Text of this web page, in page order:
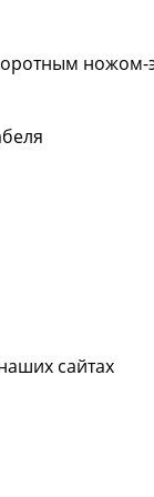
ножом-
сайтах